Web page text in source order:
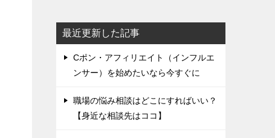
最近更新した記事
Cポン・アフィリエイト（インフルエ
ンサー）を始めたいなら今すぐに
職場の悩み相談はどこにすればいい？
【身近な相談先はココ】